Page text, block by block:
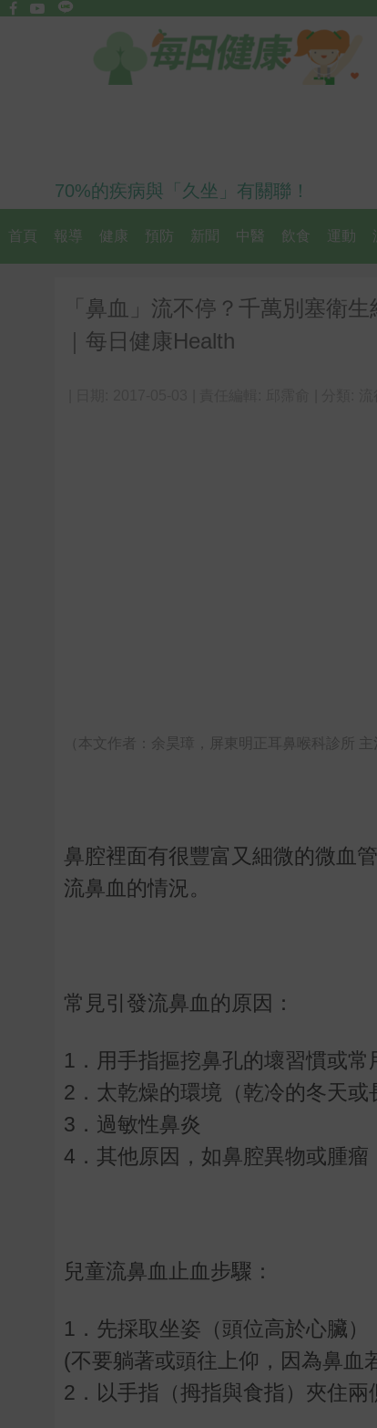
70%的疾病與「久坐」有關聯！
首頁 報導 健康 預防 新聞 中醫 飲食 運動
「鼻血」流不停？千萬別塞衛
｜每日健康Health
（本文作者：余昊璋，屏東明正耳鼻喉科診所
鼻腔裡面有很豐富又細微的微血
流鼻血的情況。
常見引發流鼻血的原因：
1．用手指摳挖鼻孔的壞習慣或常
2．太乾燥的環境（乾冷的冬天或
3．過敏性鼻炎
4．其他原因，如鼻腔異物或腫
兒童流鼻血止血步驟：
1．先採取坐姿（頭位高於心臟）
(不要躺著或頭往上仰，因為鼻血
2．以手指（拇指與食指）夾住